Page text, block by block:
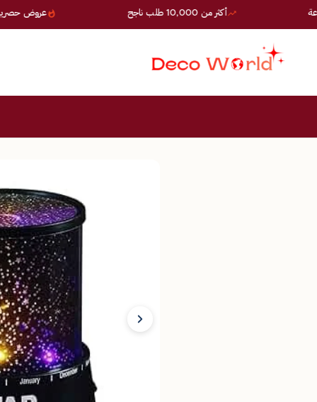
عروض حصرية — أكثر من 10,000 طلب ناجح